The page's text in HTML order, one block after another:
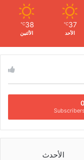
37
℃
الأحد
38
℃
الأثنين
0
Subscribers
الأحدث